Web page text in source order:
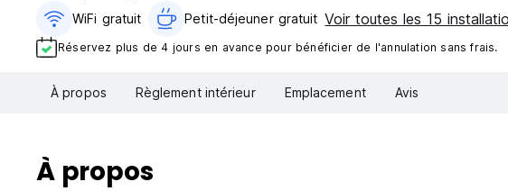
WiFi gratuit Petit-déjeuner gratuit‎ Voir toutes les 15
Réservez plus de 4 jours en avance pour bénéficier de l'annulation sans frais.
À propos Règlement intérieur Emplacement Avis
À propos